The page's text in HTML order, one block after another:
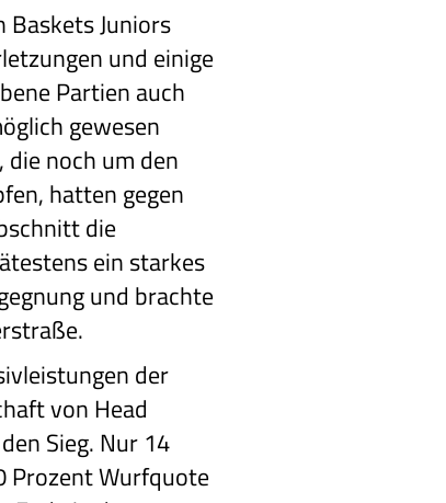
Baskets Juniors
und einige
Partien auch
gewesen
die noch um den
hatten gegen
die
ein starkes
und brachte
der
von Head
Sieg. Nur 14
Prozent Wurfquote